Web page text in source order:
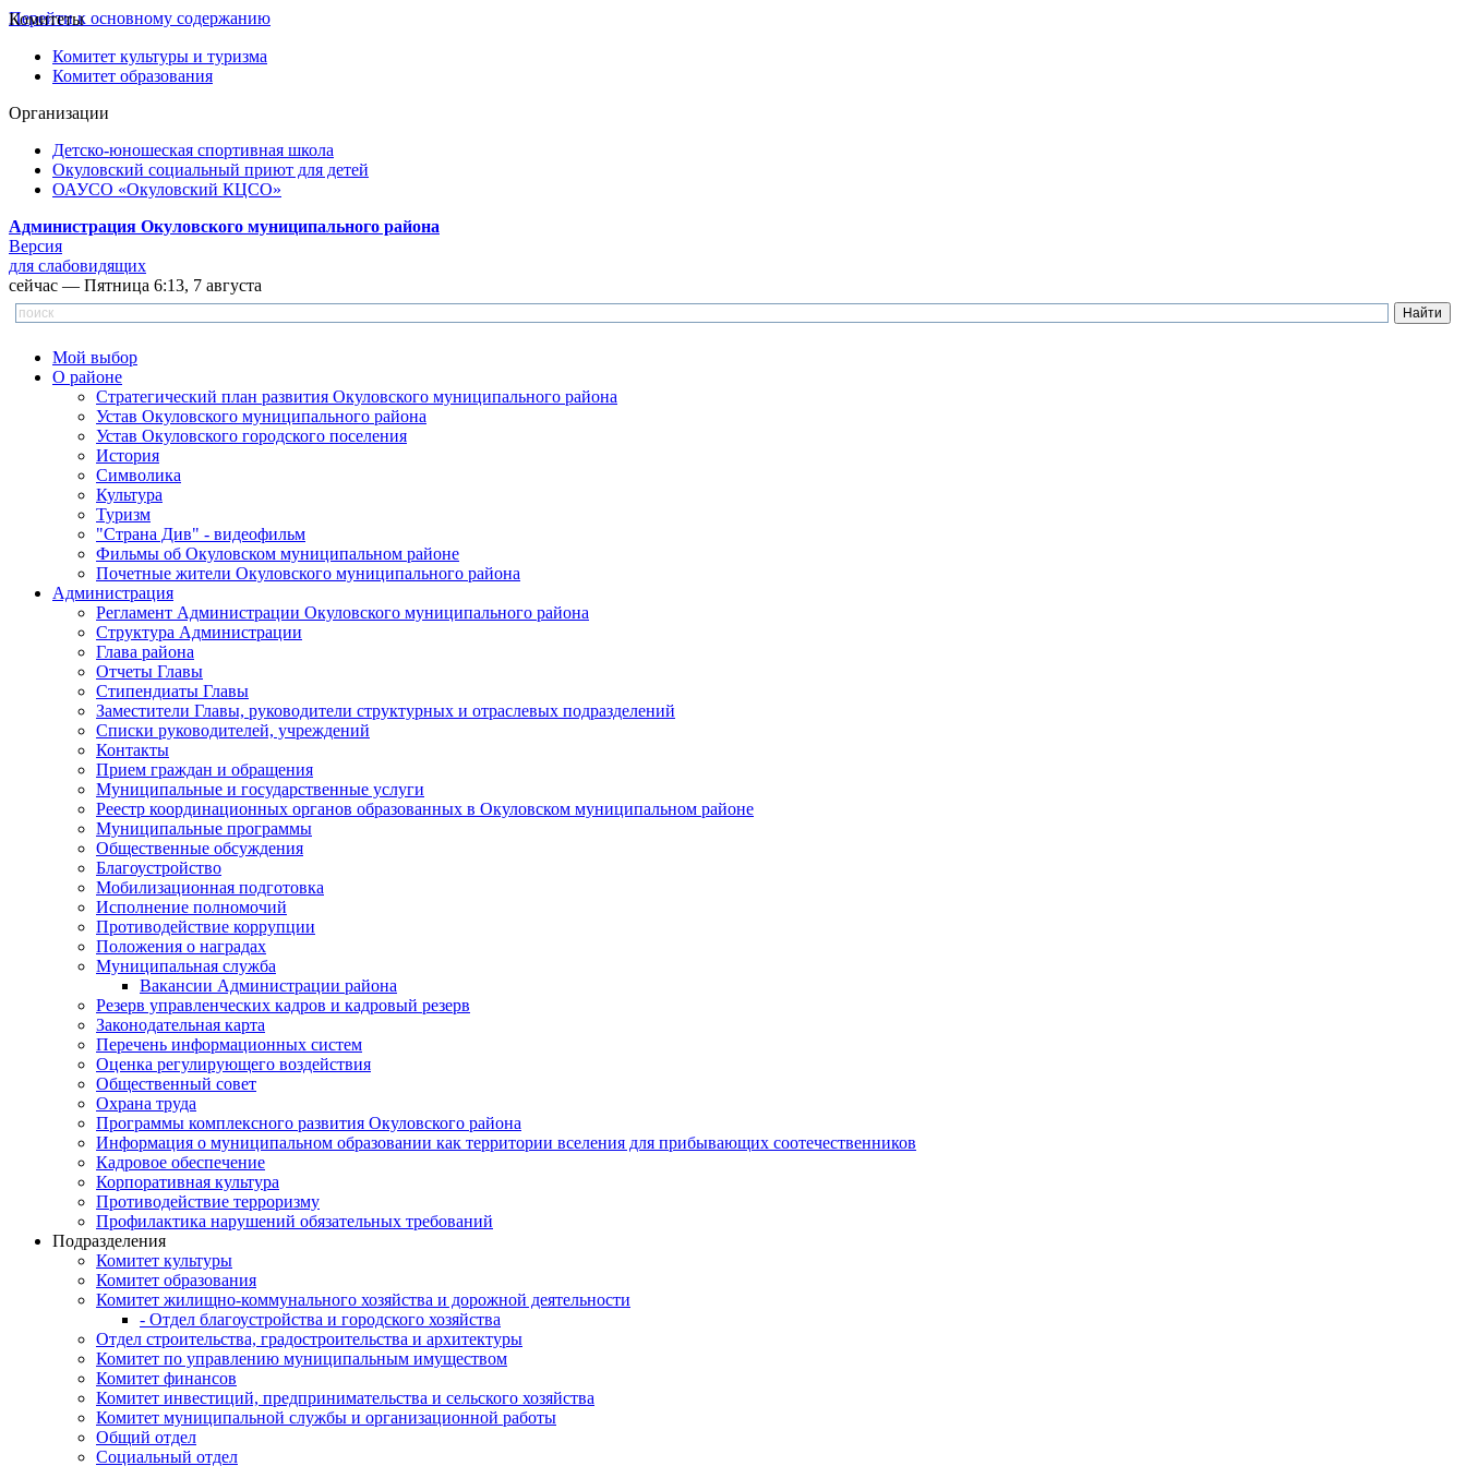
Перейти к основному содержанию
Комитеты
Комитет культуры и туризма
Комитет образования
Организации
Детско-юношеская спортивная школа
Окуловский социальный приют для детей
ОАУСО «Окуловский КЦСО»
Администрация Окуловского муниципального района
Версия
для слабовидящих
сейчас — Пятница 6:13, 7 августа
Мой выбор
О районе
Стратегический план развития Окуловского муниципального района
Устав Окуловского муниципального района
Устав Окуловского городского поселения
История
Символика
Культура
Туризм
"Страна Див" - видеофильм
Фильмы об Окуловском муниципальном районе
Почетные жители Окуловского муниципального района
Администрация
Регламент Администрации Окуловского муниципального района
Структура Администрации
Глава района
Отчеты Главы
Стипендиаты Главы
Заместители Главы, руководители структурных и отраслевых подразделений
Списки руководителей, учреждений
Контакты
Прием граждан и обращения
Муниципальные и государственные услуги
Реестр координационных органов образованных в Окуловском муниципальном районе
Муниципальные программы
Общественные обсуждения
Благоустройство
Мобилизационная подготовка
Исполнение полномочий
Противодействие коррупции
Положения о наградах
Муниципальная служба
Вакансии Администрации района
Резерв управленческих кадров и кадровый резерв
Законодательная карта
Перечень информационных систем
Оценка регулирующего воздействия
Общественный совет
Охрана труда
Программы комплексного развития Окуловского района
Информация о муниципальном образовании как территории вселения для прибывающих соотечественников
Кадровое обеспечение
Корпоративная культура
Противодействие терроризму
Профилактика нарушений обязательных требований
Подразделения
Комитет культуры
Комитет образования
Комитет жилищно-коммунального хозяйства и дорожной деятельности
- Отдел благоустройства и городского хозяйства
Отдел строительства, градостроительства и архитектуры
Комитет по управлению муниципальным имуществом
Комитет финансов
Комитет инвестиций, предпринимательства и сельского хозяйства
Комитет муниципальной службы и организационной работы
Общий отдел
Социальный отдел